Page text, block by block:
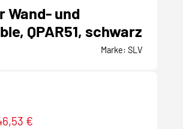
Wand- und
QPAR51, schwarz
Marke: SLV
€